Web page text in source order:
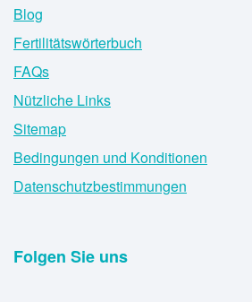
Blog
Fertilitätswörterbuch
FAQs
Nützliche Links
Sitemap
Bedingungen und Konditionen
Datenschutzbestimmungen
Folgen Sie uns